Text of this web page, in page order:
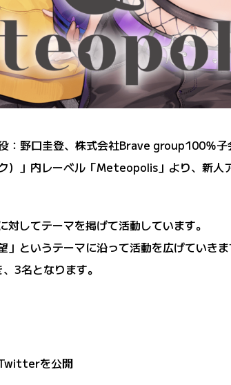
野口圭登、株式会社Brave group100％
）」内レーベル「Meteopolis」より、新人
してテーマを掲げて活動しています。
というテーマに沿って活動を広げていきま
3名となります。
を公開